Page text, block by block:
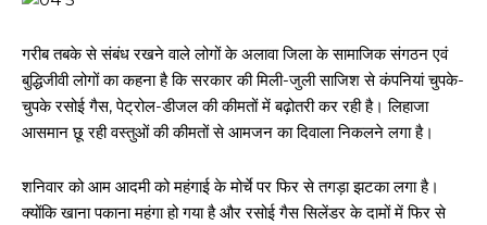
गरीब तबके से संबंध रखने वाले लोगों के अलावा जिला के सामाजिक संगठन एवं
बुद्धिजीवी लोगों का कहना है कि सरकार की मिली-जुली साजिश से कंपनियां चुपके-
चुपके रसोई गैस, पेट्रोल-डीजल की कीमतों में बढ़ोतरी कर रही है। लिहाजा
आसमान छू रही वस्तुओं की कीमतों से आमजन का दिवाला निकलने लगा है।
शनिवार को आम आदमी को महंगाई के मोर्चे पर फिर से तगड़ा झटका लगा है।
क्योंकि खाना पकाना महंगा हो गया है और रसोई गैस सिलेंडर के दामों में फिर से